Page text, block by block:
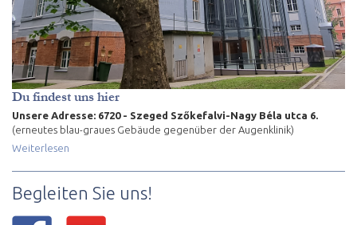
Du findest uns hier
Unsere Adresse: 6720 - Szeged Szőkefalvi-Nagy Béla utca 6.
(erneutes blau-graues Gebäude gegenüber der Augenklinik)
Weiterlesen
Begleiten Sie uns!